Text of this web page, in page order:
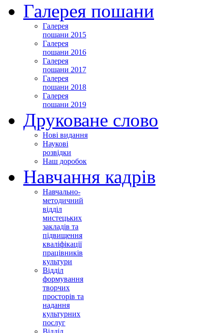
Галерея пошани
Галерея
пошани 2015
Галерея
пошани 2016
Галерея
пошани 2017
Галерея
пошани 2018
Галерея
пошани 2019
Друковане слово
Нові видання
Наукові
розвідки
Наш доробок
Навчання кадрів
Навчально-
методичний
відділ
мистецьких
закладів та
підвищення
кваліфікації
працівників
культури
Відділ
формування
творчих
просторів та
надання
культурних
послуг
Відділ